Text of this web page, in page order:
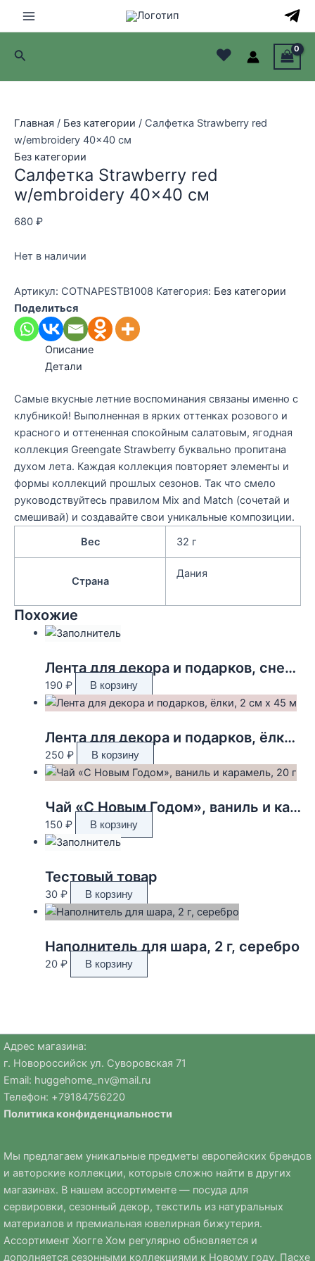
Main
Menu
Поиск ♥
Главная / Без категории / Салфетка Strawberry red
w/embroidery 40×40 см
Без категории
Салфетка Strawberry red
w/embroidery 40×40 см
680 ₽
Нет в наличии
Артикул: COTNAPESTB1008 Категория: Без категории
Поделиться
Описание
Детали
Самые вкусные летние воспоминания связаны именно с
клубникой! Выполненная в ярких оттенках розового и
красного и оттененная спокойным салатовым, ягодная
коллекция Greengate Strawberry буквально пропитана
духом лета. Каждая коллекция повторяет элементы и
формы коллекций прошлых сезонов. Так что смело
руководствуйтесь правилом Mix and Match (сочетай и
смешивай) и создавайте свои уникальные композиции.
Вес
32 г
Страна
Дания
Похожие
Лента для декора и подарков, снежинки, 2 см х 45 м
190 ₽ В корзину
Лента для декора и подарков, ёлки, 2 см х 45 м
250 ₽ В корзину
Чай «С Новым Годом», ваниль и карамель, 20 г
150 ₽ В корзину
Тестовый товар
30 ₽ В корзину
Наполнитель для шара, 2 г, серебро
20 ₽ В корзину
Адрес магазина:
г. Новороссийск ул. Суворовская 71
Email: huggehome_nv@mail.ru
Телефон: +79184756220
Политика конфиденциальности
Мы предлагаем уникальные предметы европейских брендов
и авторские коллекции, которые сложно найти в других
магазинах. В нашем ассортименте — посуда для
сервировки, сезонный декор, текстиль из натуральных
материалов и премиальная ювелирная бижутерия.
Ассортимент Хюгге Хом регулярно обновляется и
дополняется сезонными коллекциями к Новому году, Пасхе